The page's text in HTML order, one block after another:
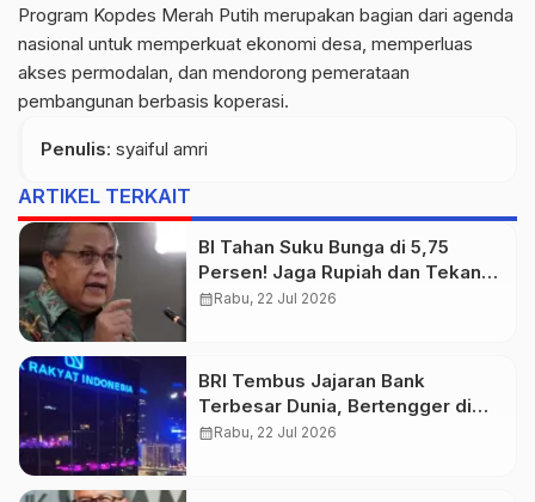
Program Kopdes Merah Putih merupakan bagian dari agenda
nasional untuk memperkuat ekonomi desa, memperluas
akses permodalan, dan mendorong pemerataan
pembangunan berbasis koperasi.
Penulis: syaiful amri
ARTIKEL TERKAIT
BI Tahan Suku Bunga di 5,75
Persen! Jaga Rupiah dan Tekan
Inflasi
calendar_monthRabu, 22 Jul 2026
BRI Tembus Jajaran Bank
Terbesar Dunia, Bertengger di
Peringkat 132 Global
calendar_monthRabu, 22 Jul 2026